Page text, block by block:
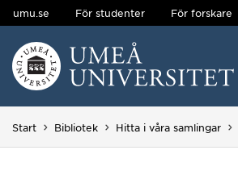
Hoppa direkt till innehållet
umu.se För studenter För forskare
Huvudmenyn dold.
Start Bibliotek Hitta i våra samlingar